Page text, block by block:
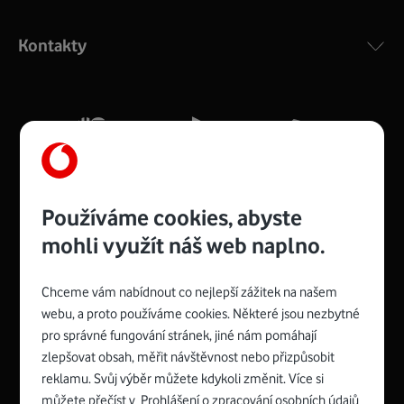
silný signál pro celou domácnost. Kompaktní rozměry 21
Více o COMPAL CH7465VF
Zyxel VMG8623-T50B:
Rozměry modemu jsou 16 x 22 x 7,5 cm (včetně stojánku)
a nabízí 4 gigabitové LAN porty a bezdrátové připojení Wi-
Spojte se s Vodafonem
Kontakty
Používáme cookies, abyste
mohli využít náš web naplno.
Chceme vám nabídnout co nejlepší zážitek na našem
webu, a proto používáme cookies. Některé jsou nezbytné
pro správné fungování stránek, jiné nám pomáhají
zlepšovat obsah, měřit návštěvnost nebo přizpůsobit
reklamu. Svůj výběr můžete kdykoli změnit. Více si
můžete přečíst v Prohlášení o zpracování osobních údajů